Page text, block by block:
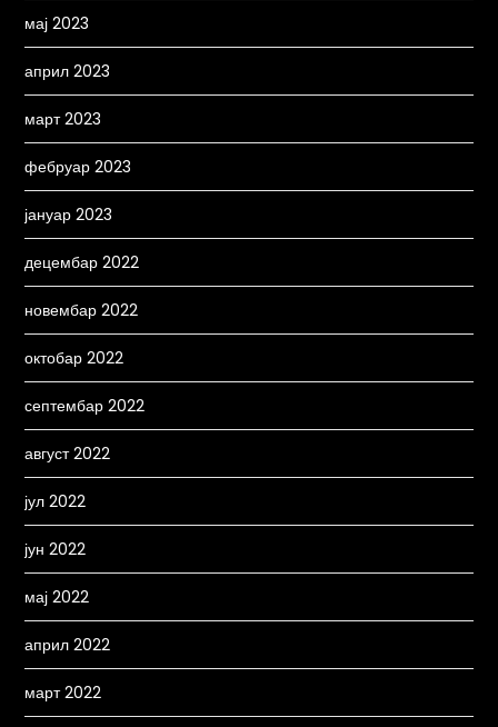
мај 2023
април 2023
март 2023
фебруар 2023
јануар 2023
децембар 2022
новембар 2022
октобар 2022
септембар 2022
август 2022
јул 2022
јун 2022
мај 2022
април 2022
март 2022